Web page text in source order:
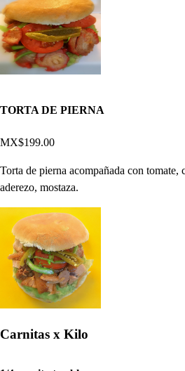
TORTA DE PIERNA
MX$199.00
Torta de pierna acompañada con tomate,
aderezo, mostaza.
Carnitas x Kilo